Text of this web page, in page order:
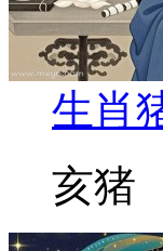
生肖
亥猪